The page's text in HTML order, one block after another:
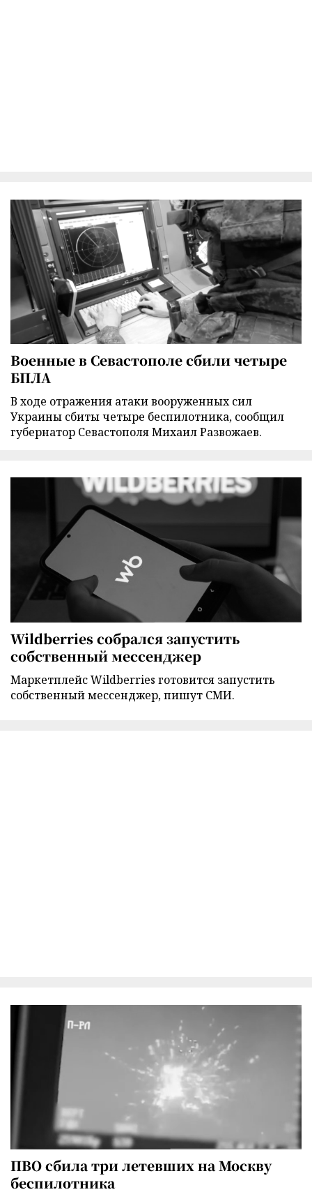
Военные в Севастополе сбили четыре
БПЛА
В ходе отражения атаки вооруженных сил
Украины сбиты четыре беспилотника, сообщил
губернатор Севастополя Михаил Развожаев.
Wildberries собрался запустить
собственный мессенджер
Маркетплейс Wildberries готовится запустить
собственный мессенджер, пишут СМИ.
ПВО сбила три летевших на Москву
беспилотника